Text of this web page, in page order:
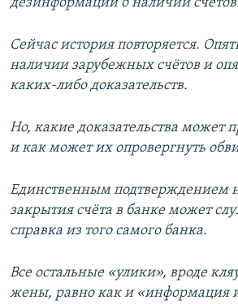
Сейчас история повторяется.
наличии зарубежных счётов и
каких-либо доказательств.
Но, какие доказательства может
и как может их опровергнуть
Единственным подтверждением
закрытия счёта в банке может
справка из того самого банка.
Все остальные «улики», вроде
жены, равно как и «информация